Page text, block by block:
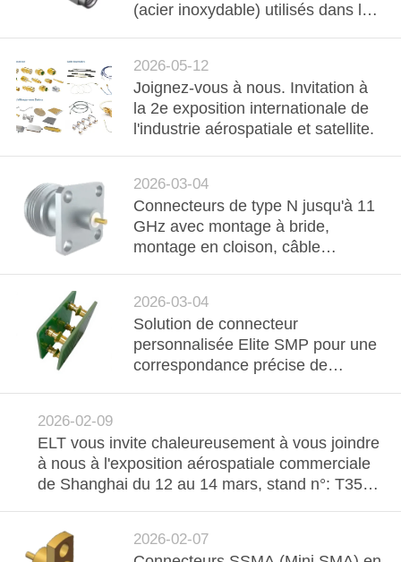
CONTRÔLE
DE
QUALITÉ
CONTACTEZ-
NOUS
NOUVELLES
DEMANDEZ
UNE
CITATION
SHOW
PLAN
(acier inoxydable) utilisés dans les
2026-05-12
Joignez-vous à nous. Invitation à
la 2e exposition internationale de
l'industrie aérospatiale et satellite.
2026-03-04
Connecteurs de type N jusqu'à 11
GHz avec montage à bride,
montage en cloison, câble
2026-03-04
Solution de connecteur
personnalisée Elite SMP pour une
correspondance précise de
2026-02-09
ELT vous invite chaleureusement à vous joindre
à nous à l'exposition aérospatiale commerciale
de Shanghai du 12 au 14 mars, stand n°: T357-
2026-02-07